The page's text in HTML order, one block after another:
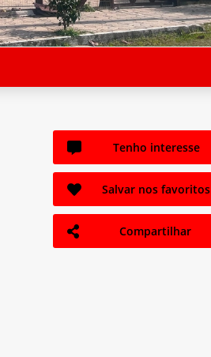
Tenho interesse
Salvar nos favoritos
Compartilhar